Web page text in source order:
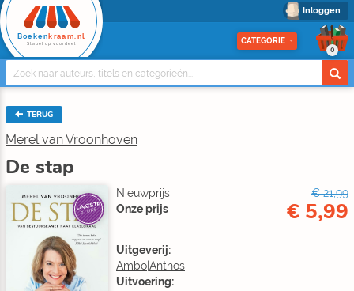
Inloggen
Boeken kraam.nl
Stapel op voordeel CATEGORIE
0
TERUG
Merel van Vroonhoven
De stap
LAATSTE
STUKS
Nieuwprijs
€ 21,99
Onze prijs
€ 5,99
Uitgeverij:
Ambo|Anthos
Uitvoering: